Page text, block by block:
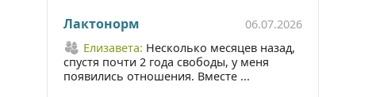
Лактонорм
06.07.2026
Елизавета: Несколько месяцев назад,
спустя почти 2 года свободы, у меня
появились отношения. Вместе ...